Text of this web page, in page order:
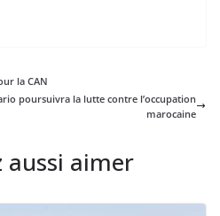
la CAN
poursuivra la lutte contre l’occupation
marocaine
aussi aimer